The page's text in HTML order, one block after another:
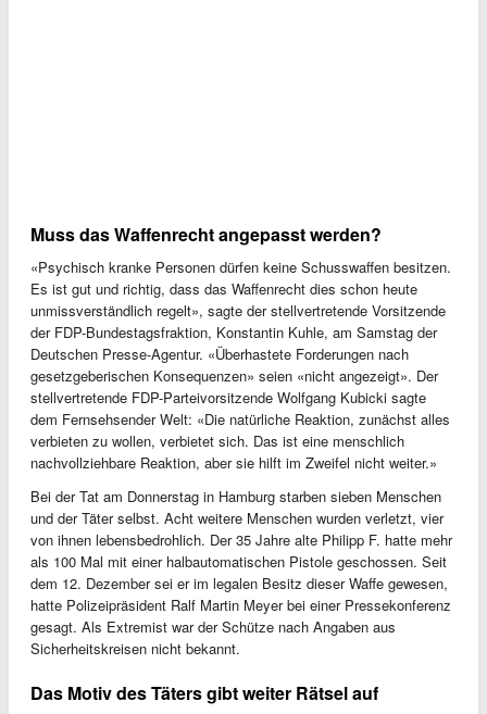
Muss das Waffenrecht angepasst werden?
«Psychisch kranke Personen dürfen keine Schusswaffen besitzen.
Es ist gut und richtig, dass das Waffenrecht dies schon heute
unmissverständlich regelt», sagte der stellvertretende Vorsitzende
der FDP-Bundestagsfraktion, Konstantin Kuhle, am Samstag der
Deutschen Presse-Agentur. «Überhastete Forderungen nach
gesetzgeberischen Konsequenzen» seien «nicht angezeigt». Der
stellvertretende FDP-Parteivorsitzende Wolfgang Kubicki sagte
dem Fernsehsender Welt: «Die natürliche Reaktion, zunächst alles
verbieten zu wollen, verbietet sich. Das ist eine menschlich
nachvollziehbare Reaktion, aber sie hilft im Zweifel nicht weiter.»
Bei der Tat am Donnerstag in Hamburg starben sieben Menschen
und der Täter selbst. Acht weitere Menschen wurden verletzt, vier
von ihnen lebensbedrohlich. Der 35 Jahre alte Philipp F. hatte mehr
als 100 Mal mit einer halbautomatischen Pistole geschossen. Seit
dem 12. Dezember sei er im legalen Besitz dieser Waffe gewesen,
hatte Polizeipräsident Ralf Martin Meyer bei einer Pressekonferenz
gesagt. Als Extremist war der Schütze nach Angaben aus
Sicherheitskreisen nicht bekannt.
Das Motiv des Täters gibt weiter Rätsel auf